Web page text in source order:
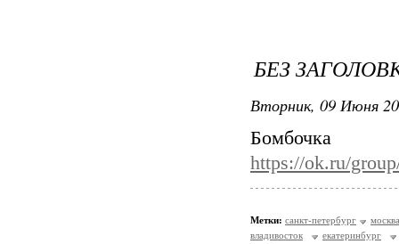
БЕЗ
Вторник, 09 Июня
https://ok.ru/
Метки: санкт-петербург
москва
владивосток
екатеринбург